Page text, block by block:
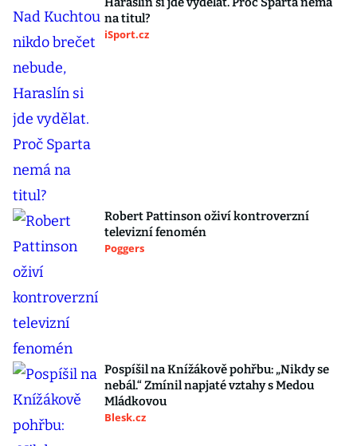
na titul?
iSport.cz
Robert Pattinson oživí kontroverzní
televizní fenomén
Poggers
Pospíšil na Knížákově pohřbu: „Nikdy se
nebál.“ Zmínil napjaté vztahy s Medou
Mládkovou
Blesk.cz